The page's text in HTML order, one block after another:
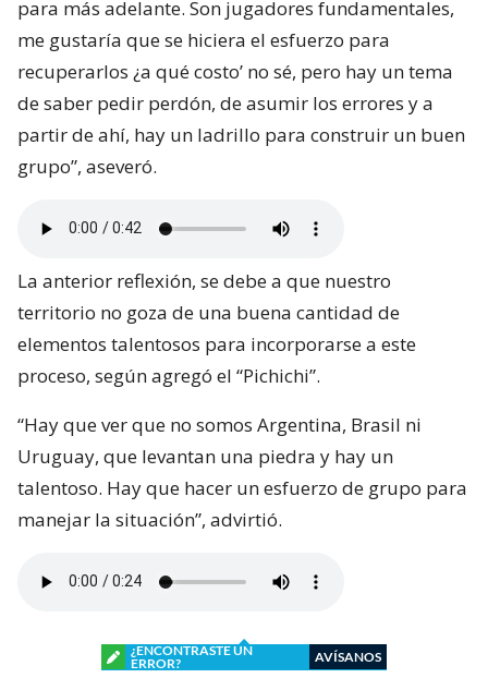
para más adelante. Son jugadores fundamentales,
me gustaría que se hiciera el esfuerzo para
recuperarlos ¿a qué costo’ no sé, pero hay un tema
de saber pedir perdón, de asumir los errores y a
partir de ahí, hay un ladrillo para construir un buen
grupo”, aseveró.
La anterior reflexión, se debe a que nuestro
territorio no goza de una buena cantidad de
elementos talentosos para incorporarse a este
proceso, según agregó el “Pichichi”.
“Hay que ver que no somos Argentina, Brasil ni
Uruguay, que levantan una piedra y hay un
talentoso. Hay que hacer un esfuerzo de grupo para
manejar la situación”, advirtió.
¿ENCONTRASTE UN
ERROR?
AVÍSANOS